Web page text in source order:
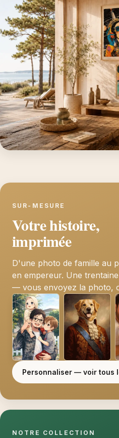
SUR-MESURE
Votre histoire,
imprimée
D'une photo de famille au
en empereur. Une
— vous envoyez la photo,
Personnaliser — voir tous
NOTRE COLLECTION